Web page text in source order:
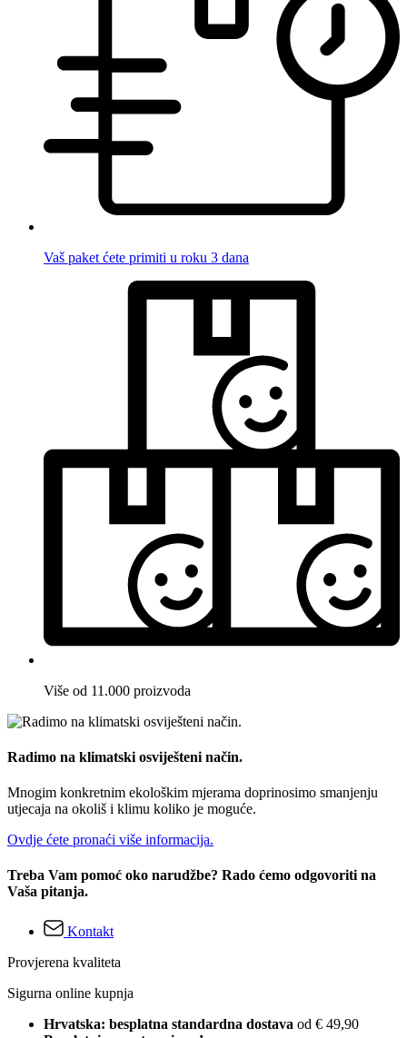
Vaš paket ćete primiti u roku 3 dana
Više od 11.000 proizvoda
Radimo na klimatski osviješteni način.
Mnogim konkretnim ekološkim mjerama doprinosimo smanjenju
utjecaja na okoliš i klimu koliko je moguće.
Ovdje ćete pronaći više informacija.
Treba Vam pomoć oko narudžbe? Rado ćemo odgovoriti na
Vaša pitanja.
Kontakt
Provjerena kvaliteta
Sigurna online kupnja
Hrvatska: besplatna standardna dostava od € 49,90